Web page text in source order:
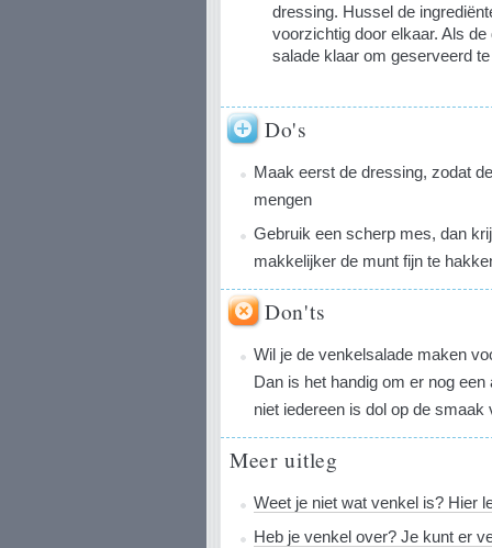
dressing. Hussel de
voorzichtig door elkaar. Als
salade klaar om geserveerd
Do's
Maak eerst de dressing, zodat
mengen
Gebruik een scherp mes, dan
makkelijker de munt fijn te
Don'ts
Wil je de venkelsalade maken
Dan is het handig om er nog
niet iedereen is dol op de smaak
Meer uitleg
Weet je niet wat venkel is? Hier
Heb je venkel over? Je kunt er